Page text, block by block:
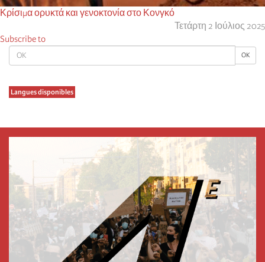
OK OK
Langues disponibles
Κρίσιμα ορυκτά και γενοκτονία στο Κονγκό
Τετάρτη 2 Ιούλιος 2025
Subscribe to